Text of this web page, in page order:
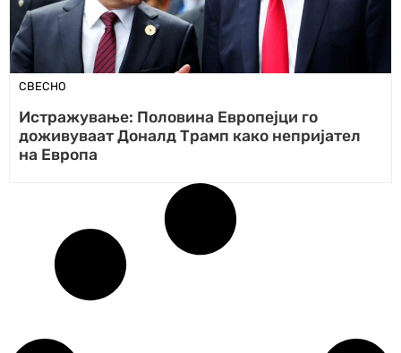
СВЕСНО
Истражување: Половина Европејци го
доживуваат Доналд Трамп како непријател
на Европа